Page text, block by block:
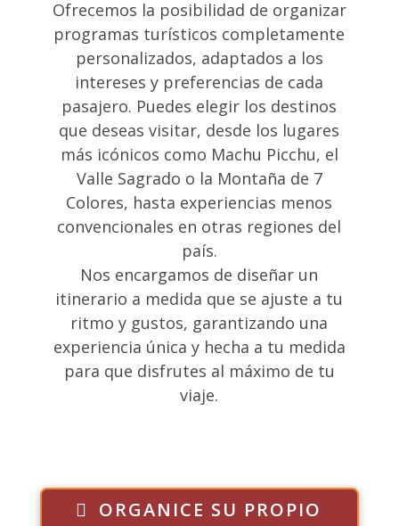
Ofrecemos la posibilidad de organizar
programas turísticos completamente
personalizados, adaptados a los
intereses y preferencias de cada
pasajero. Puedes elegir los destinos
que deseas visitar, desde los lugares
más icónicos como Machu Picchu, el
Valle Sagrado o la Montaña de 7
Colores, hasta experiencias menos
convencionales en otras regiones del
país.
Nos encargamos de diseñar un
itinerario a medida que se ajuste a tu
ritmo y gustos, garantizando una
experiencia única y hecha a tu medida
para que disfrutes al máximo de tu
viaje.
ORGANICE SU PROPIO